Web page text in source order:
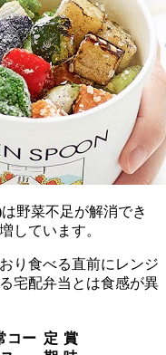
野菜不足が解消でき
しています。
り食べる直前にレンジ
宅配弁当とは食感が異
コー 定 賞